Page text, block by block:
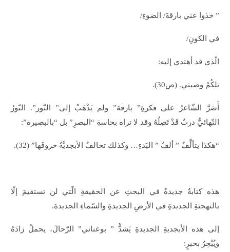
” خذوا عني بارقةَ/ الضوءِ/
في الكونِ/
الّذي قد أهتدي إليه:
تلكُمُ وصيتي. (ص30).
أَصَرَّ الشّاعرُ على فكرةِ” بارقة” ولم يَذْهَبْ إلى” النّور”. النّورُ
النّهائيُّ دربٌ قَدْ تَصِلُهُ وقد لا تراه بحاسةِ “البصرِ” بل “بالبصيرة”:
“هكذا يتألَّفُ ” ألفُ ” البَدءِ… وكذلك تخالفُ الأبجديَّةُ حروفَها” (32).
هذه كتابةٌ جديدةٌ في البحثِ عن الحقيقةِ الّتي لن تستقيمَ إلّا
بالتهجئةِ الجديدةِ في الأرضِ الجديدةِ والسّماءِ الجديدة.
إلى هذه الأبجديةِ الجديدةِ يَشدُّ ” بوعناني” الرّحالَ، يحملُ زادَهُ
ويُبْحِرُ بحبرٍ: